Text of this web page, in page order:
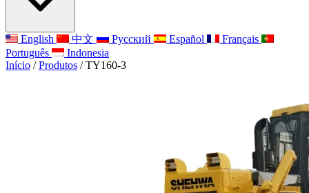
English 中文 Русский Español
Français
Português
Indonesia
Início / Produtos / TY160-3